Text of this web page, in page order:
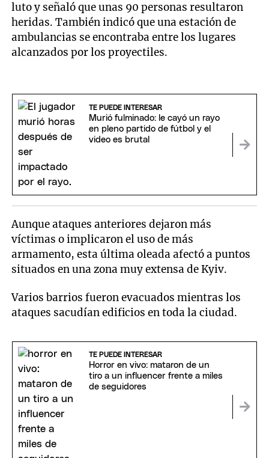
luto y señaló que unas 90 personas resultaron
heridas. También indicó que una estación de
ambulancias se encontraba entre los lugares
alcanzados por los proyectiles.
TE PUEDE INTERESAR
Murió fulminado: le cayó un rayo
en pleno partido de fútbol y el
video es brutal
Aunque ataques anteriores dejaron más
víctimas o implicaron el uso de más
armamento, esta última oleada afectó a puntos
situados en una zona muy extensa de Kyiv.
Varios barrios fueron evacuados mientras los
ataques sacudían edificios en toda la ciudad.
TE PUEDE INTERESAR
Horror en vivo: mataron de un
tiro a un influencer frente a miles
de seguidores